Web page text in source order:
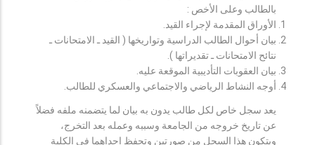
بالطالب وعلى الأخص :
الأوراق المقدمة لإجراء القيد.
بيان أحوال الطالب الدراسية وتواريخها ( القيد ـ الامتحانات ـ
نتائح الامتحانات ـ تقديراتها ).
بيان العقوبات التأديبية الموقعة عليه.
أوجه النشاط الرياضي والاجتماعي والعسكري للطالب.
يعد سجل خاص لكل طالب يدون به بيان لما يتضمنه ملفه فضلاً
عن تاريخ خروجه من الجامعة وسببه وعمله بعد التخرج،
ويتكون هذا السجل من صورتين وتحفظ احداهما في الكلية